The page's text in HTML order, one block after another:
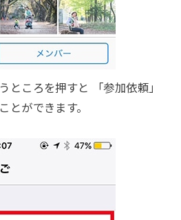
ところを押すと 「参加依頼」
とができます。